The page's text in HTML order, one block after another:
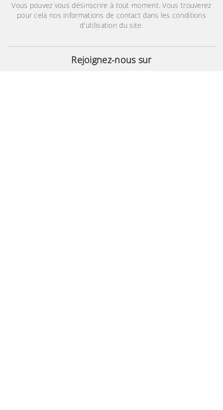
Écouteurs sans fil JBL
TUNE 115BT
Vous pouvez vous désinscrire à tout moment. Vous trouverez
pour cela nos informations de contact dans les conditions
d'utilisation du site.
Rejoignez-nous sur